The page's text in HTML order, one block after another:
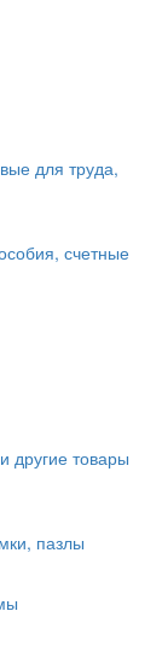
для труда,
счетные
другие товары
пазлы